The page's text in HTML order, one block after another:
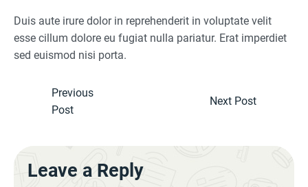
Duis aute irure dolor in reprehenderit in voluptate velit
esse cillum dolore eu fugiat nulla pariatur. Erat imperdiet
sed euismod nisi porta.
Previous
Post
Next Post
Leave a Reply